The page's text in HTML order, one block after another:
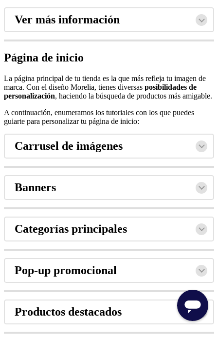
Ver más información
Página de inicio
La página principal de tu tienda es la que más refleja tu imagen de
marca. Con el diseño Morelia, tienes diversas posibilidades de
personalización, haciendo la búsqueda de productos más amigable.
A continuación, enumeramos los tutoriales con los que puedes
guiarte para personalizar tu página de inicio:
Carrusel de imágenes
Banners
Categorías principales
Pop-up promocional
Productos destacados